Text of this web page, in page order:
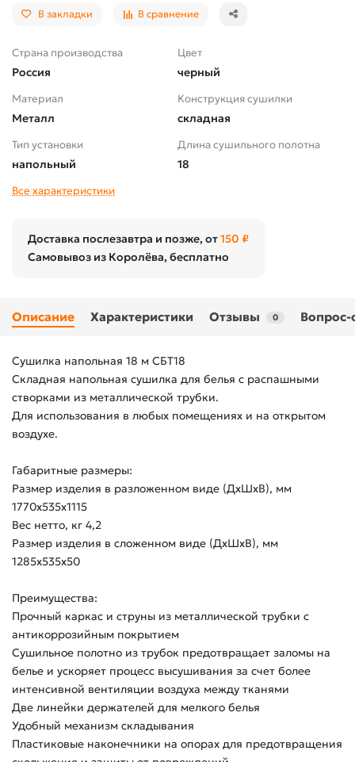
В закладки В сравнение
Страна производства
Россия
Цвет
черный
Материал
Металл
Конструкция сушилки
складная
Тип установки
напольный
Длина сушильного полотна
18
Все характеристики
Доставка послезавтра и позже, от150 ₽
Самовывоз из Королёва, бесплатно
Описание Характеристики Отзывы 0 Вопрос-
Сушилка напольная 18 м СБТ18
Складная напольная сушилка для белья с распашными
створками из металлической трубки.
Для использования в любых помещениях и на открытом
воздухе.
Габаритные размеры:
Размер изделия в разложенном виде (ДхШхВ), мм
1770х535х1115
Вес нетто, кг 4,2
Размер изделия в сложенном виде (ДхШхВ), мм
1285х535х50
Преимущества:
Прочный каркас и струны из металлической трубки с
антикоррозийным покрытием
Сушильное полотно из трубок предотвращает заломы на
белье и ускоряет процесс высушивания за счет более
интенсивной вентиляции воздуха между тканями
Две линейки держателей для мелкого белья
Удобный механизм складывания
Пластиковые наконечники на опорах для предотвращения